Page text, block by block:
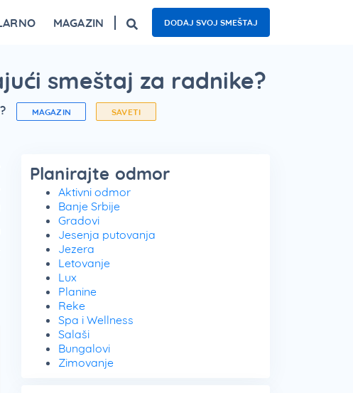
MAGAZIN DODAJ SVOJ SMEŠTAJ
smeštaj za radnike?
MAGAZIN SAVETI
Planirajte odmor
Aktivni odmor
Banje Srbije
Gradovi
Jesenja putovanja
Jezera
Letovanje
Lux
Planine
Reke
Spa i Wellness
Salaši
Bungalovi
Zimovanje